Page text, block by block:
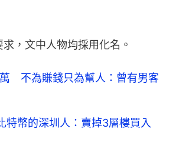
，文中人物均採用化名。
不為賺錢只為幫人：曾有男客
特幣的深圳人：賣掉3層樓買入